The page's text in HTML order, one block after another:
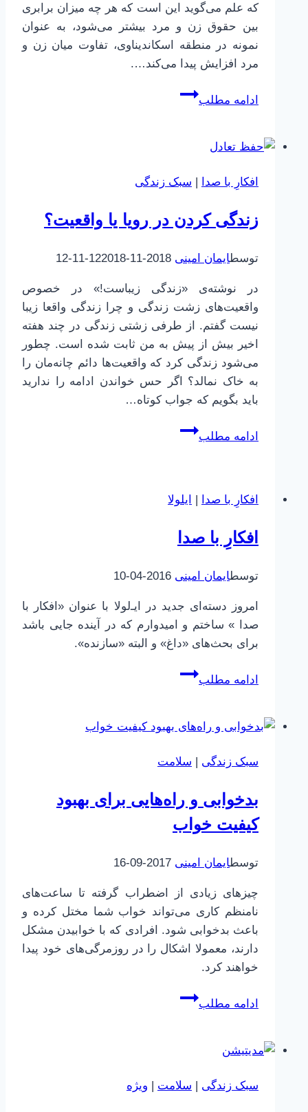
که علم می‌گوید این است که هر چه میزان برابری
بین حقوق زن و مرد بیشتر می‌شود، به عنوان
نمونه در منطقه اسکاندیناوی، تفاوت میان زن و
مرد افزایش پیدا می‌کند….
ادامه مطلب
من
افکارِ با صدا | سبک زندگی
زندگی کردن در رویا یا واقعیت؟
توسطایمان امینی 2018-11-12
2018-11-12
در نوشته‌ی «زندگی زیباست!» در خصوص
واقعیت‌های زشت زندگی و چرا زندگی واقعا زیبا
نیست گفتم. از طرفی زشتی زندگی در چند هفته
اخیر بیش از پیش به من ثابت شده است. چطور
می‌شود زندگی کرد که واقعیت‌ها دائم چانه‌مان را
به خاک نمالد؟ اگر حس خواندن ادامه را ندارید
باید بگویم که جواب کوتاه…
ادامه مطلب
زندگی
یا
افکارِ با صدا | ایلولا
افکارِ با صدا
توسطایمان امینی 2016-04-10
امروز دسته‌ای جدید در ایـ‌لولا با عنوان «افکار با
صدا » ساختم و امیدوارم که در آینده جایی باشد
برای بحث‌های «داغ» و البته «سازنده».
ادامه مطلب
افکارِ
سبک زندگی | سلامت
بدخوابی و راه‌هایی برای بهبود
کیفیت خواب
توسطایمان امینی 2017-09-16
چیزهای زیادی از اضطراب گرفته تا ساعت‌های
نامنظم کاری می‌تواند خواب شما مختل کرده و
باعث بدخوابی شود. افرادی که با خوابیدن مشکل
دارند، معمولا اشکال را در روزمرگی‌های خود پیدا
خواهند کرد.
ادامه مطلب
بدخوابی
کیفیت سبک زندگی | سلامت | ویژه